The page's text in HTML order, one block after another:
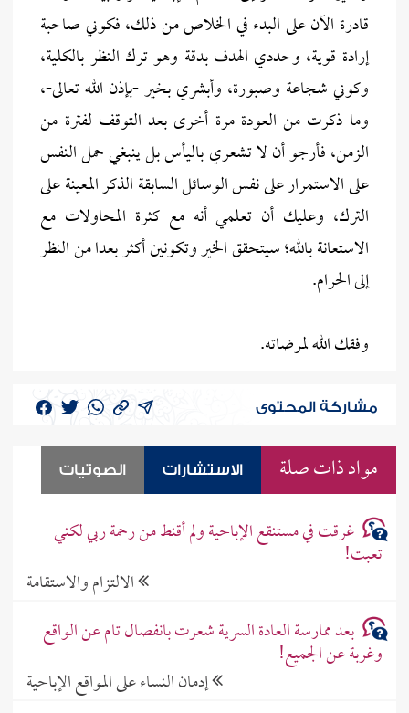
قادرة الآن على البدء في الخلاص من ذلك، فكوني صاحبة
إرادة قوية، وحددي الهدف بدقة وهو ترك النظر بالكلية،
وكوني شجاعة وصبورة، وأبشري بخير -بإذن الله تعالى-،
وما ذكرت من العودة مرة أخرى بعد التوقف لفترة من
الزمن، فأرجو أن لا تشعري باليأس بل ينبغي حمل النفس
على الاستمرار على نفس الوسائل السابقة الذكر المعينة على
الترك، وعليك أن تعلمي أنه مع كثرة المحاولات مع
الاستعانة بالله؛ سيتحقق الخير وتكونين أكثر بعدا من النظر
إلى الحرام.
وفقك الله لمرضاته.
مشاركة المحتوى
مواد ذات صلة الاستشارات الصوتيات
غرقت في مستنقع الإباحية ولم أقنط من رحمة ربي لكني
تعبت!
الالتزام والاستقامة
بعد ممارسة العادة السرية شعرت بانفصال تام عن الواقع
وغربة عن الجميع!
إدمان النساء على المواقع الإباحية